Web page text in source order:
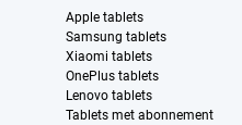
Apple tablets
Samsung tablets
Xiaomi tablets
OnePlus tablets
Lenovo tablets
Tablets met abonnement